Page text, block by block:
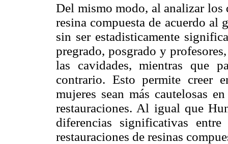
Del mismo modo, al analizar
resina compuesta de acuerdo al
sin ser estadisticamente
pregrado, posgrado y
las cavidades, mientras que
contrario. Esto permite creer
mujeres sean más cautelosas
restauraciones. Al igual que
diferencias significativas
restauraciones de resinas